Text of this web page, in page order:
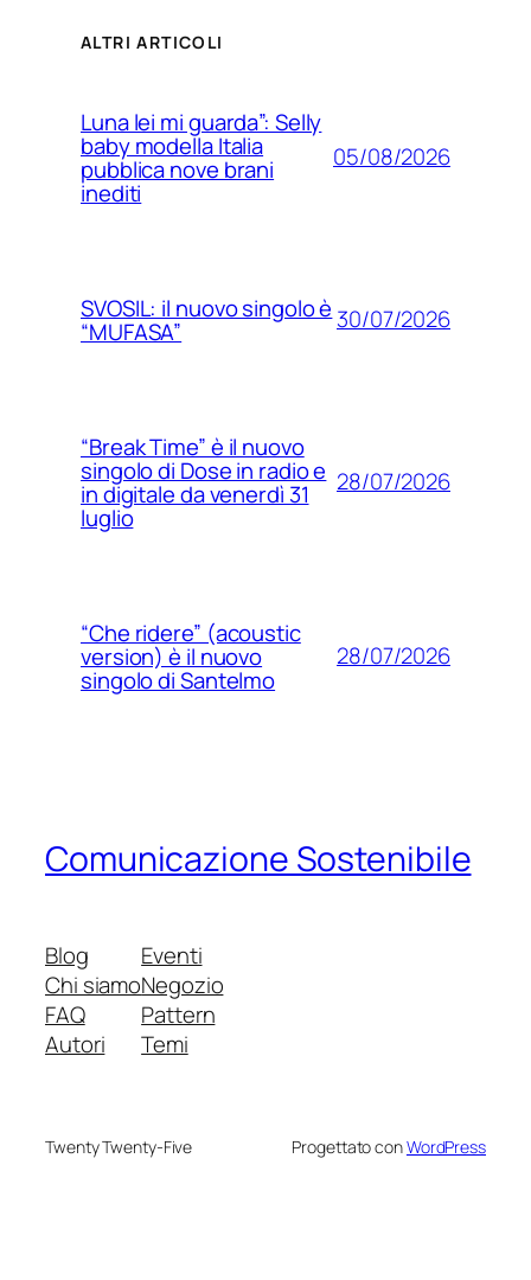
ALTRI ARTICOLI
Luna lei mi guarda”: Selly
baby modella Italia
pubblica nove brani
inediti
05/08/2026
SVOSIL: il nuovo singolo è
“MUFASA” 30/07/2026
“Break Time” è il nuovo
singolo di Dose in radio e
in digitale da venerdì 31
luglio
28/07/2026
“Che ridere” (acoustic
version) è il nuovo
singolo di Santelmo
28/07/2026
Comunicazione Sostenibile
Blog
Chi siamo
FAQ
Autori
Eventi
Negozio
Pattern
Temi
Twenty Twenty-Five Progettato conWordPress